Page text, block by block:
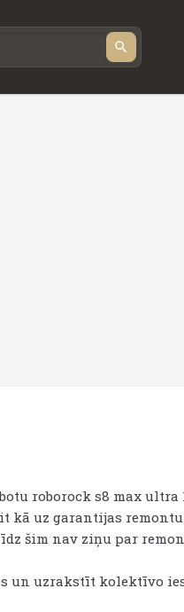
roborock s8 max ultra
kā uz garantijas
šim nav ziņu par
un uzrakstīt kolektīvo